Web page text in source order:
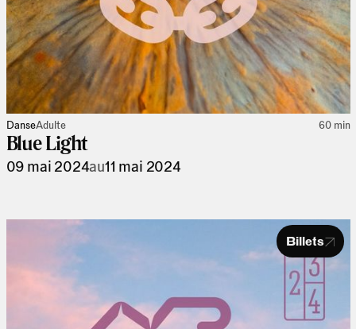
DanseAdulte 60 min
Blue Light
09 mai 2024au11 mai 2024
Billets